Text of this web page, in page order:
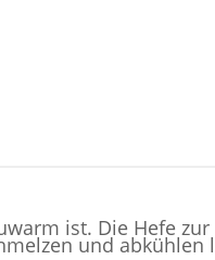
ist. Die Hefe
und abkühlen